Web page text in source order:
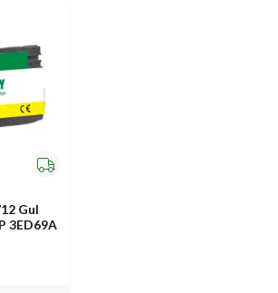
Gul
3ED69A